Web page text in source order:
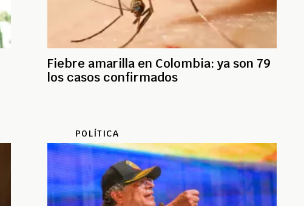
Fiebre amarilla en Colombia: ya son 79
los casos confirmados
POLÍTICA